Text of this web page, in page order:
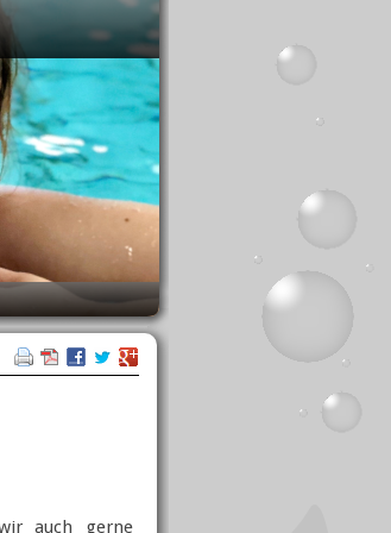
auch gerne